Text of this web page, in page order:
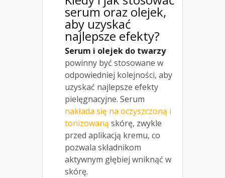
serum oraz olejek,
aby uzyskać
najlepsze efekty?
Serum i olejek do twarzy
powinny być stosowane w
odpowiedniej kolejności, aby
uzyskać najlepsze efekty
pielęgnacyjne. Serum
nakłada się na oczyszczoną i
tonizowaną skórę, zwykle
przed aplikacją kremu, co
pozwala składnikom
aktywnym głębiej wniknąć w
skórę.